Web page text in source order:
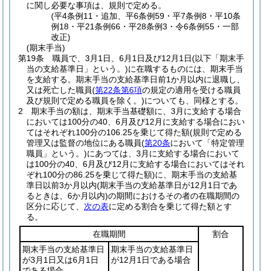
に関し必要な事項は、規則で定める。
(平4条例11・追加、平6条例59・平7条例8・平10条
例18・平21条例66・平28条例3・令6条例55・一部
改正)
(期末手当)
第19条
職員で、3月1日、6月1日及び12月1日(以下「期末手
当の支給基準日」という。)に在職するものには、期末手当
を支給する。 期末手当の支給基準日前1か月以内に退職し、
又は死亡した職員(第22条第6項の規定の適用を受ける職員
及び規則で定める職員を除く。)についても、同様とする。
2
期末手当の額は、期末手当基礎額に、3月に支給する場合
においては100分の40、6月及び12月に支給する場合におい
てはそれぞれ100分の106.25を乗じて得た額(規則で定める
管理又は監督の地位にある職員(第20条において「特定管理
職員」という。)にあつては、3月に支給する場合において
は100分の40、6月及び12月に支給する場合においてはそれ
ぞれ100分の86.25を乗じて得た額)に、期末手当の支給基
準日以前3か月以内(期末手当の支給基準日が12月1日であ
るときは、6か月以内)の期間におけるその者の在職期間の
区分に応じて、 次の表に定める割合を乗じて得た額とす
る。
在職期間
割合
期末手当の支給基準日
が3月1日又は6月1日
期末手当の支給基準日
が12月1日である場合